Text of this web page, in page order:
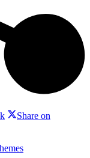
Share on